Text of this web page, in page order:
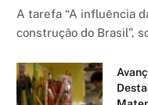
A tarefa “A influência
construção do Brasil”,